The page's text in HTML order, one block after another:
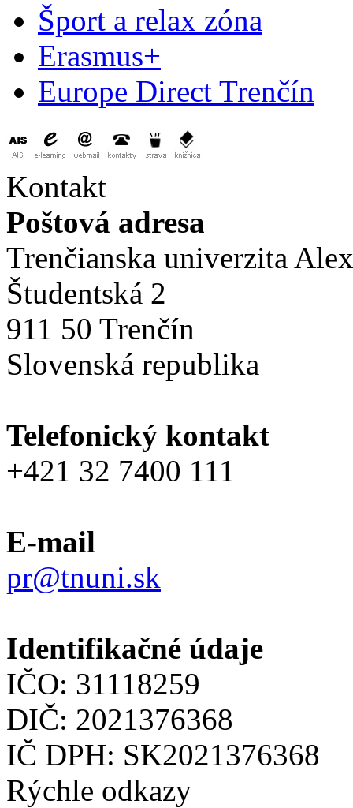
Šport a relax zóna
Erasmus+
Europe Direct Trenčín
Kontakt
Poštová adresa
Trenčianska univerzita
Študentská 2
911 50 Trenčín
Slovenská republika
Telefonický kontakt
+421 32 7400 111
E-mail
pr@tnuni.sk
Identifikačné údaje
IČO: 31118259
DIČ: 2021376368
IČ DPH: SK2021376368
Rýchle odkazy